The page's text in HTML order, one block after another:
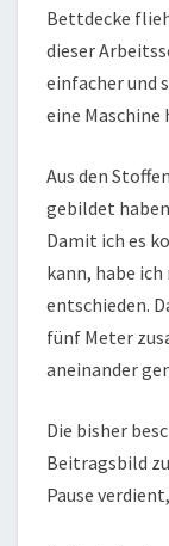
Bettdecke
dieser
einfacher und
eine
Aus den
gebildet
Damit ich es
kann, habe
entschieden.
fünf Meter
aneinander
Die bisher
Beitragsbild
Pause